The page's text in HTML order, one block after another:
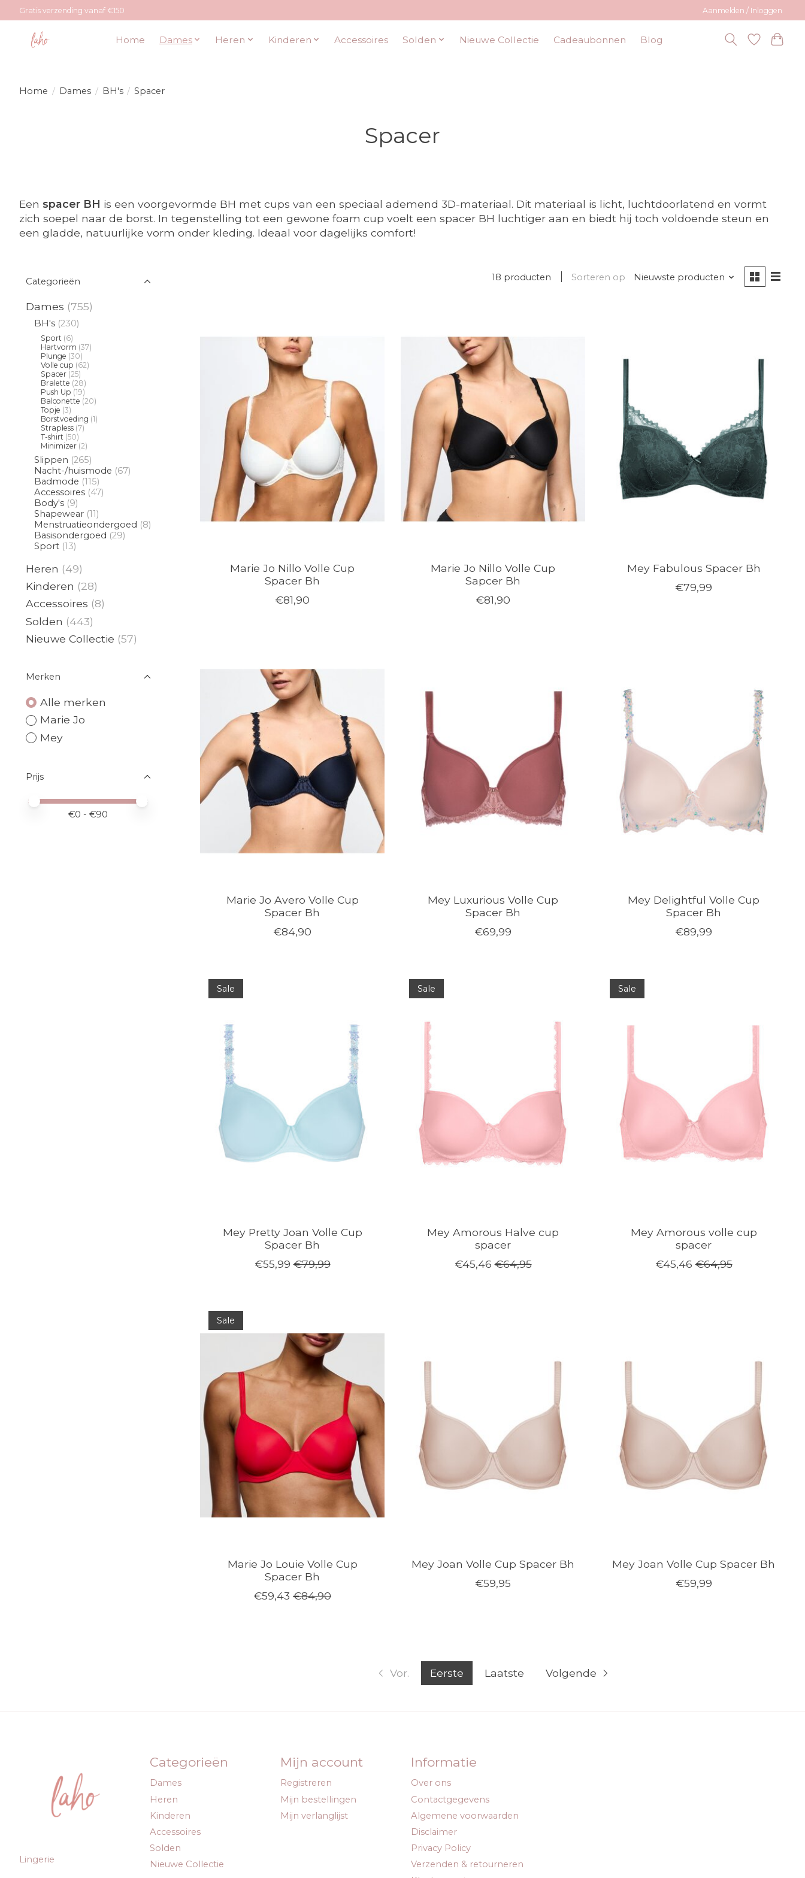
Gratis verzending vanaf €150 Aanmelden / Inloggen
Home Dames Heren Kinderen Accessoires Solden Nieuwe Collectie Cadeaubonnen Blog
Home / Dames / BH's / Spacer
Spacer
Een spacer BH is een voorgevormde BH met cups van een speciaal ademend 3D-materiaal. Dit materiaal is licht, luchtdoorlatend en vormt
zich soepel naar de borst. In tegenstelling tot een gewone foam cup voelt een spacer BH luchtiger aan en biedt hij toch voldoende steun en
een gladde, natuurlijke vorm onder kleding. Ideaal voor dagelijks comfort!
Categorieën
Dames (755)
BH's (230)
Sport (6)
Hartvorm (37)
Plunge (30)
Volle cup (62)
Spacer (25)
Bralette (28)
Push Up (19)
Balconette (20)
Topje (3)
Borstvoeding (1)
Strapless (7)
T-shirt (50)
Minimizer (2)
Slippen (265)
Nacht-/huismode (67)
Badmode (115)
Accessoires (47)
Body's (9)
Shapewear (11)
Menstruatieondergoed (8)
Basisondergoed (29)
Sport (13)
Heren (49)
Kinderen (28)
Accessoires (8)
Solden (443)
Nieuwe Collectie (57)
Merken
Alle merken
Marie Jo
Mey
Prijs
Minimale prijswaarde
Price maximum value
€0 - €90
18 producten Sorteren op Nieuwste producten
Marie Jo Nillo Volle Cup
Spacer Bh
€81,90
Marie Jo Nillo Volle Cup
Sapcer Bh
€81,90
Mey Fabulous Spacer Bh
€79,99
Marie Jo Avero Volle Cup
Spacer Bh
€84,90
Mey Luxurious Volle Cup
Spacer Bh
€69,99
Mey Delightful Volle Cup
Spacer Bh
€89,99
Sale
Mey Pretty Joan Volle Cup
Spacer Bh
€55,99 €79,99
Sale
Mey Amorous Halve cup
spacer
€45,46 €64,95
Sale
Mey Amorous volle cup
spacer
€45,46 €64,95
Sale
Marie Jo Louie Volle Cup
Spacer Bh
€59,43 €84,90
Mey Joan Volle Cup Spacer Bh
€59,95
Mey Joan Volle Cup Spacer Bh
€59,99
Vor. Eerste Laatste Volgende
Lingerie
Categorieën
Dames
Heren
Kinderen
Accessoires
Solden
Nieuwe Collectie
Mijn account
Registreren
Mijn bestellingen
Mijn verlanglijst
Informatie
Over ons
Contactgegevens
Algemene voorwaarden
Disclaimer
Privacy Policy
Verzenden & retourneren